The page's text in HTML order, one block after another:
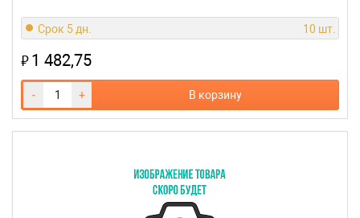
Срок 5 дн. 10 шт.
₽1 482,75
- + В корзину